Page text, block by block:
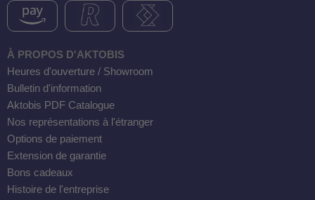
À PROPOS D'AKTOBIS
Heures d'ouverture / Showroom
Bulletin d'information
Aktobis PDF Catalogue
Nos représentations à l'étranger
Options de paiement
Extension de garantie
Bons cadeaux
Histoire de l'entreprise